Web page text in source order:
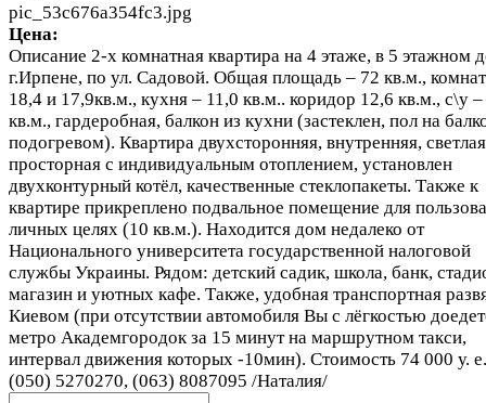
pic_53c676a354fc3.jpg
Цена:
Описание 2-х комнатная квартира на 4 этаже, в 5 этажном
г.Ирпене, по ул. Садовой. Общая площадь – 72 кв.м.,
18,4 и 17,9кв.м., кухня – 11,0 кв.м.. коридор 12,6 кв.м., с\у
кв.м., гардеробная, балкон из кухни (застеклен, пол на
подогревом). Квартира двухсторонняя, внутренняя,
просторная с индивидуальным отоплением, установлен
двухконтурный котёл, качественные стеклопакеты. Также к
квартире прикреплено подвальное помещение для
личных целях (10 кв.м.). Находится дом недалеко от
Национального университета государственной налоговой
службы Украины. Рядом: детский садик, школа, банк,
магазин и уютных кафе. Также, удобная транспортная
Киевом (при отсутствии автомобиля Вы с лёгкостью
метро Академгородок за 15 минут на маршрутном такси,
интервал движения которых -10мин). Стоимость 74 000 у.
(050) 5270270, (063) 8087095 /Наталия/